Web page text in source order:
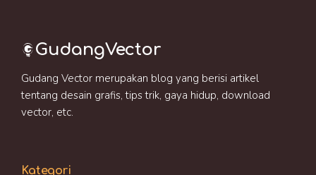
GudangVector
Gudang Vector merupakan blog yang berisi artikel
tentang desain grafis, tips trik, gaya hidup, download
vector, etc.
Kategori